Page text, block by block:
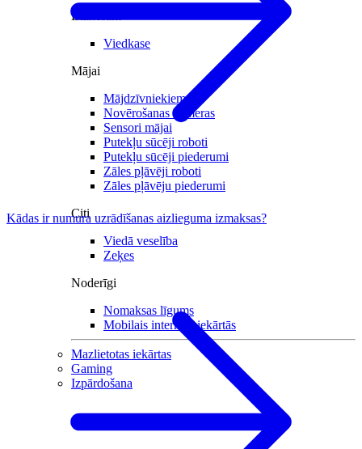
Biznesam
Viedkase
Mājai
Mājdzīvniekiem
Novērošanas kameras
Sensori mājai
Putekļu sūcēji roboti
Putekļu sūcēji piederumi
Zāles pļāvēji roboti
Zāles pļāvēju piederumi
Citi
Viedā veselība
Zeķes
Noderīgi
Nomaksas līgums
Mobilais internets iekārtās
Mazlietotas iekārtas
Gaming
Izpārdošana
Kādas ir numura uzrādīšanas aizlieguma izmaksas?